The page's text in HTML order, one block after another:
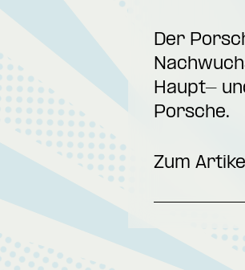
Der
Haupt-
Porsche.
Zum